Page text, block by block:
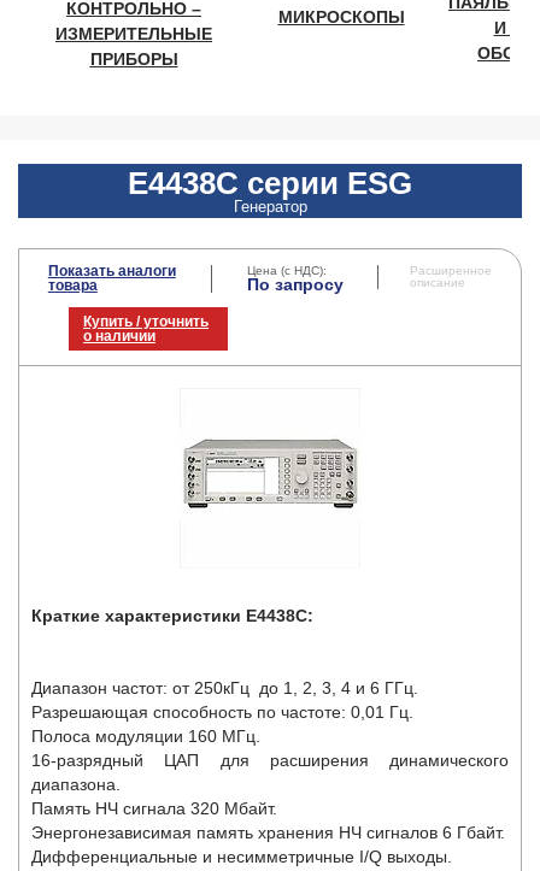
КОНТРОЛЬНО –
ИЗМЕРИТЕЛЬНЫЕ
ПРИБОРЫ
МИКРОСКОПЫ
И
E4438C серии ESG
Генератор
Показать аналоги
товара
Цена (с НДС):
По запросу
Расширенное
описание
Купить / уточнить
о наличии
Краткие характеристики E4438C:
Диапазон частот: от 250кГц до 1, 2, 3, 4 и 6 ГГц.
Разрешающая способность по частоте: 0,01 Гц.
Полоса модуляции 160 МГц.
16-разрядный ЦАП для расширения динамического
диапазона.
Память НЧ сигнала 320 Мбайт.
Энергонезависимая память хранения НЧ сигналов 6 Гбайт.
Дифференциальные и несимметричные I/Q выходы.